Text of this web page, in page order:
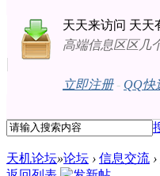
天天来访问 天天
高端信息区区几
立即注册- QQ快
天机论坛»论坛 › 信息交流 ›